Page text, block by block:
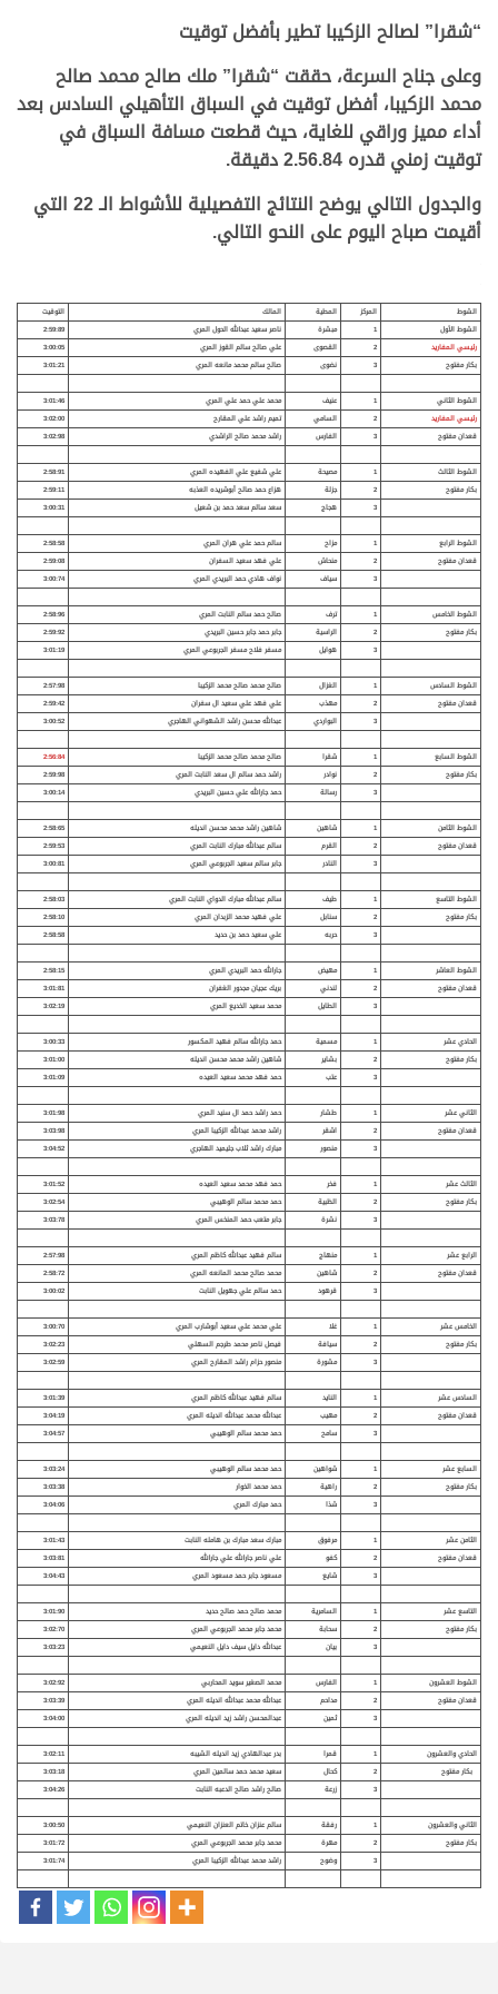
“شقرا” لصالح الزكيبا تطير بأفضل توقيت
وعلى جناح السرعة، حققت “شقرا” ملك صالح محمد صالح
محمد الزكيبا، أفضل توقيت في السباق التأهيلي السادس بعد
أداء مميز وراقي للغاية، حيث قطعت مسافة السباق في
توقيت زمني قدره 2.56.84 دقيقة.
والجدول التالي يوضح النتائج التفصيلية للأشواط الـ 22 التي
أقيمت صباح اليوم على النحو التالي.
الشوط المركز المطية المالك
التوقيت
الشوط الأول
1 مبشرة ناصر سعيد عبدالله الحول المري
2:59:89
رئيسي المفاريد
2 القصوى علي صالح سالم القوز المري
3:00:05
بكار مفتوح
3 نضوى صالح سالم محمد مانعه المري 3:01:21
الشوط الثاني 1 عنيف محمد علي حمد علي المري
3:01:46
رئيسي المفاريد
2 السامي تميم راشد علي المقارح
3:02:00
قعدان مفتوح
3 الفارس راشد محمد صالح الراشدي 3:02:98
الشوط الثالث 1 مصيحة علي شفيع علي الفهيده المري
2:58:91
بكار مفتوح
2 جزلة هزاع حمد صالح أبوشريده العذبه
2:59:11
3
هجاج سعد سالم سعد حمد بن شعيل 3:00:31
الشوط الرابع 1 مزاح سالم حمد علي هران المري
2:58:58
قعدان مفتوح
2 منحاش علي فهد سعيد السفران
2:59:08
3
سياف نواف هادي حمد البريدي المري 3:00:74
الشوط الخامس 1 ترف صالح حمد سالم النابت المري
2:58:96
بكار مفتوح
2 الراسية جابر حمد جابر حسين البريدي
2:59:92
3
هوايل مسفر فلاح مسفر الجربوعي المري 3:01:19
الشوط السادس 1 الغزال صالح محمد صالح محمد الزكيبا
2:57:98
قعدان مفتوح
2 مهذب علي فهد علي سعيد ال سفران
2:59:42
3
البواردي عبدالله محسن راشد الشهواني الهاجري 3:00:52
الشوط السابع 1 شقرا صالح محمد صالح محمد الزكيبا
2:56:84
بكار مفتوح
2 نوادر راشد حمد سالم ال سعد النابت المري
2:59:98
3
رسالة حمد جارالله علي حسين البريدي 3:00:14
الشوط الثامن 1 شاهين شاهين راشد محمد محسن انديله
2:58:65
قعدان مفتوح
2 القرم سالم عبدالله مبارك النابت المري
2:59:53
3
النادر جابر سالم سعيد الجربوعي المري 3:00:81
الشوط التاسع 1 طيف سالم عبدالله مبارك الدواي النابت المري
2:58:03
بكار مفتوح
2 سنابل علي فهيد محمد الزبدان المري
2:58:10
3
حربه علي سعيد حمد بن حديد 2:58:58
الشوط العاشر 1 مهيض جارالله حمد البريدي المري
2:58:15
قعدان مفتوح
2 لندني بريك عجيان مجدور الغفران
3:01:81
3
الطايل محمد سعيد الخديع المري 3:02:19
الحادي عشر 1 مسمية حمد جارالله سالم فهيد المكسور
3:00:33
بكار مفتوح
2 بشاير شاهين راشد محمد محسن انديله
3:01:00
3
عتب حمد فهد محمد سعيد العيده 3:01:09
الثاني عشر 1 طشار حمد راشد حمد ال سنيد المري
3:01:98
قعدان مفتوح
2 اشقر راشد محمد عبدالله الزكيبا المري
3:03:98
3
منصور مبارك راشد ثلاب جليميد الهاجري 3:04:52
الثالث عشر 1 فخر حمد فهد محمد سعيد العيده
3:01:52
بكار مفتوح
2 الظبية حمد محمد سالم الوهيبي
3:02:54
3
نشرة جابر متعب حمد المنخس المري 3:03:78
الرابع عشر 1 منهاج سالم فهيد عبدالله كاظم المري
2:57:98
قعدان مفتوح
2 شاهين محمد صالح محمد المانعه المري
2:58:72
3
قرهود حمد سالم علي جهويل النابت 3:00:02
الخامس عشر 1 غلا علي محمد علي سعيد أبوشارب المري
3:00:70
بكار مفتوح
2 سيافة فيصل ناصر محمد طرجم السهلي
3:02:23
3
مشورة منصور حزام راشد المقارح المري 3:02:59
السادس عشر 1 النايد سالم فهيد عبدالله كاظم المري
3:01:39
قعدان مفتوح
2 مهيب عبدالله محمد عبدالله انديله المري
3:04:19
3
سامح حمد محمد سالم الوهيبي 3:04:57
السابع عشر 1 شواهين حمد محمد سالم الوهيبي
3:03:24
بكار مفتوح
2 راهية حمد محمد الخوار
3:03:38
3
شذا حمد مبارك المري 3:04:06
الثامن عشر 1 مرفوق مبارك سعد مبارك بن هامله النابت
3:01:43
قعدان مفتوح
2 كفو علي ناصر جارالله علي جارالله
3:03:81
3
شايع مسعود جابر حمد مسعود المري 3:04:43
التاسع عشر 1 السامرية محمد صالح حمد صالح حديد
3:01:90
بكار مفتوح
2 سحابة محمد جابر محمد الجربوعي المري
3:02:70
3
بيان عبدالله دايل سيف دايل النعيمي 3:03:23
الشوط العشرون 1 الفارس محمد الصغير سويد المحاربي
3:02:92
قعدان مفتوح
2 مداحم عبدالله محمد عبدالله انديله المري
3:03:39
3
ثمين عبدالمحسن راشد زيد انديله المري 3:04:00
الحادي والعشرون 1 قمرا بدر عبدالهادي زيد انديله الشيبه
3:02:11
بكار مفتوح
2 كحال سعيد محمد حمد سالمين المري
3:03:18
3
زرعة صالح راشد صالح الدعبه النابت 3:04:26
الثاني والعشرون 1 رفقة سالم عنزان خاتم العنزان النعيمي
3:00:50
بكار مفتوح
2 مهرة محمد جابر محمد الجربوعي المري
3:01:72
3
وضوح راشد محمد عبدالله الزكيبا المري 3:01:74